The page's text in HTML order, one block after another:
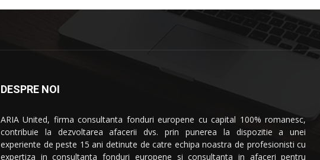
DESPRE NOI
ARIA United, firma consultanta fonduri europene cu capital 100% romanesc,
contribuie la dezvoltarea afacerii dvs. prin punerea la dispozitie a unei
experiente de peste 15 ani detinute de catre echipa noastra de profesionisti cu
expertiza in consultanta fonduri europene si consultanta in afaceri pentru